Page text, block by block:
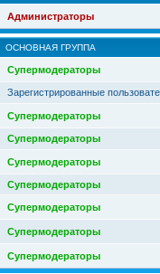
Администраторы
ОСНОВНАЯ ГРУППА
Супермодераторы
Зарегистрированные
Супермодераторы
Супермодераторы
Супермодераторы
Супермодераторы
Супермодераторы
Супермодераторы
Супермодераторы